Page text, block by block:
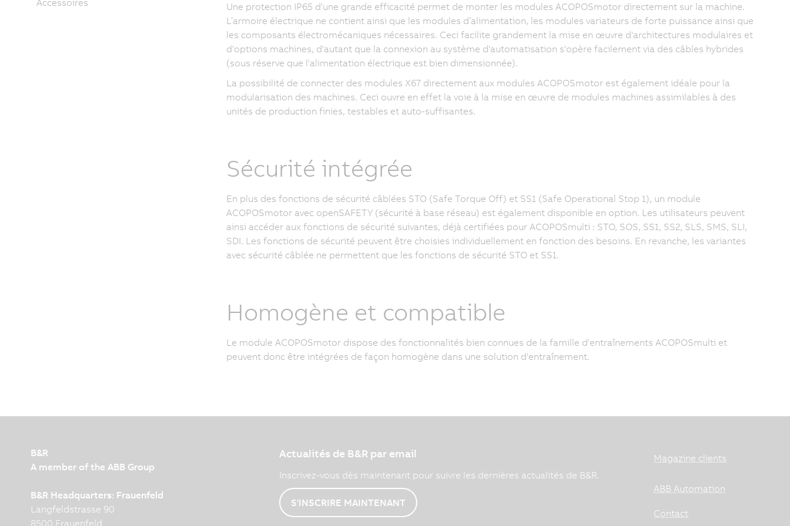
Une protection IP65 d'une grande efficacité permet de monter les modules ACOPOSmotor directement sur la machine.
L’armoire électrique ne contient ainsi que les modules d’alimentation, les modules variateurs de forte puissance ainsi que
les composants électromécaniques nécessaires. Ceci facilite grandement la mise en œuvre d'architectures modulaires et
d'options machines, d'autant que la connexion au système d'automatisation s'opère facilement via des câbles hybrides
(sous réserve que l'alimentation électrique est bien dimensionnée).
La possibilité de connecter des modules X67 directement aux modules ACOPOSmotor est également idéale pour la
modularisation des machines. Ceci ouvre en effet la voie à la mise en œuvre de modules machines assimilables à des
unités de production finies, testables et auto-suffisantes.
Sécurité intégrée
En plus des fonctions de sécurité câblées STO (Safe Torque Off) et SS1 (Safe Operational Stop 1), un module
ACOPOSmotor avec openSAFETY (sécurité à base réseau) est également disponible en option. Les utilisateurs peuvent
ainsi accéder aux fonctions de sécurité suivantes, déjà certifiées pour ACOPOSmulti : STO, SOS, SS1, SS2, SLS, SMS, SLI,
SDI. Les fonctions de sécurité peuvent être choisies individuellement en fonction des besoins. En revanche, les variantes
avec sécurité câblée ne permettent que les fonctions de sécurité STO et SS1.
Homogène et compatible
Le module ACOPOSmotor dispose des fonctionnalités bien connues de la famille d'entraînements ACOPOSmulti et
peuvent donc être intégrées de façon homogène dans une solution d'entraînement.
Accessoires
B&R
A member of the ABB Group
B&R Headquarters: Frauenfeld
Langfeldstrasse 90
8500 Frauenfeld
Actualités de B&R par email
Inscrivez-vous dès maintenant pour suivre les dernières actualités de B&R.
S'INSCRIRE MAINTENANT
Magazine clients
ABB Automation
Contact